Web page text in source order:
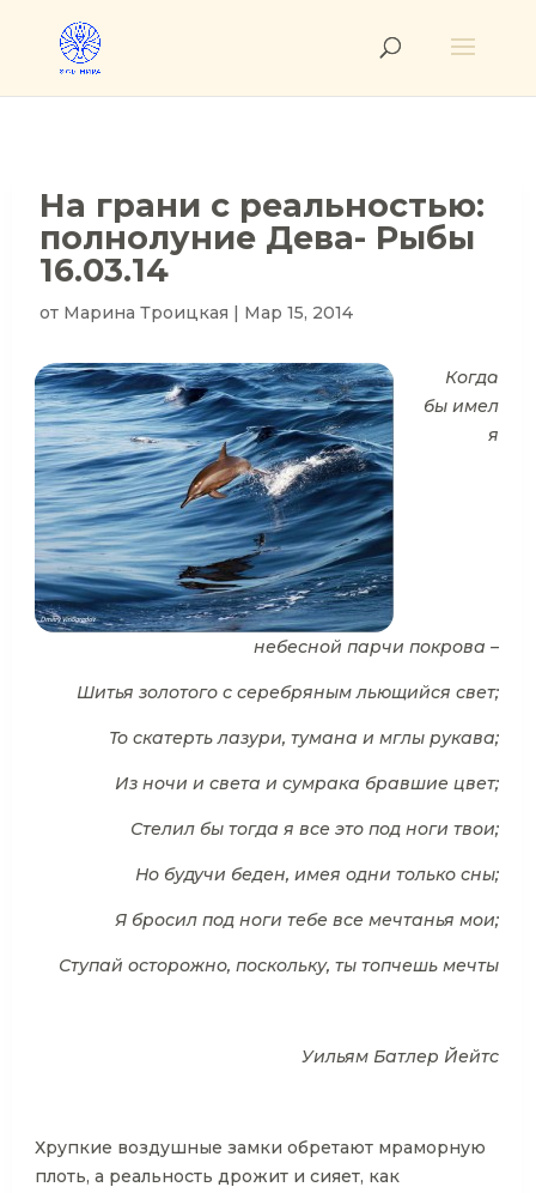
На грани с реальностью:
полнолуние Дева- Рыбы
16.03.14
от Марина Троицкая | Мар 15, 2014
Когда
бы имел
я
небесной парчи покрова –
Шитья золотого с серебряным льющийся свет;
То скатерть лазури, тумана и мглы рукава;
Из ночи и света и сумрака бравшие цвет;
Стелил бы тогда я все это под ноги твои;
Но будучи беден, имея одни только сны;
Я бросил под ноги тебе все мечтанья мои;
Ступай осторожно, поскольку, ты топчешь мечты
Уильям Батлер Йейтс
Хрупкие воздушные замки обретают мраморную
плоть, а реальность дрожит и сияет, как